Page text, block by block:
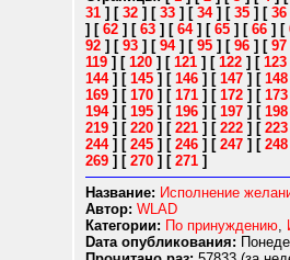
31 ] [ 32 ] [ 33 ] [ 34] [ 35 ] [ 36
] [ 62 ] [ 63 ] [ 64] [ 65 ] [ 66 ] [
92 ] [ 93 ] [ 94] [ 95 ] [ 96 ] [ 97
119 ] [ 120 ] [ 121 ] [ 122 ] [ 123
144] [ 145 ] [ 146 ] [ 147 ] [ 148
169 ] [ 170 ] [ 171 ] [ 172 ] [ 173
194] [ 195 ] [ 196 ] [ 197 ] [ 198
219 ] [ 220 ] [ 221 ] [ 222 ] [ 223
244] [ 245 ] [ 246 ] [ 247 ] [ 248
269 ] [ 270 ] [ 271 ]
Название: Исполнение
Автор: WLAD
Категории: По принуждению,
Dата опубликования: